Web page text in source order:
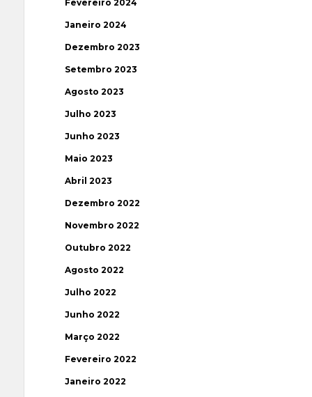
Fevereiro 2024
Janeiro 2024
Dezembro 2023
Setembro 2023
Agosto 2023
Julho 2023
Junho 2023
Maio 2023
Abril 2023
Dezembro 2022
Novembro 2022
Outubro 2022
Agosto 2022
Julho 2022
Junho 2022
Março 2022
Fevereiro 2022
Janeiro 2022